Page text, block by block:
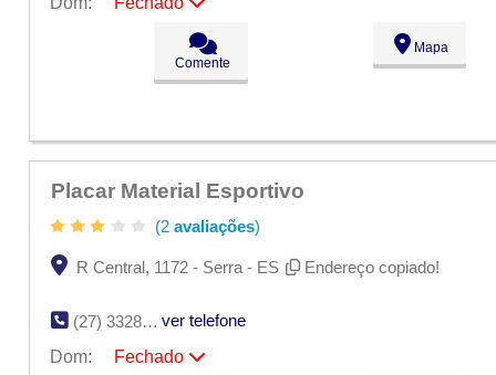
09:00 - 18:00
09:00 - 18:00
09:00 - 18:00
Comente
Mapa
Placar Material Esportivo
(2 avaliações)
R Central, 1172 - Serra - ES Endereço copiado!
(27) 3328-4085
ver telefone
Dom:
Fechado